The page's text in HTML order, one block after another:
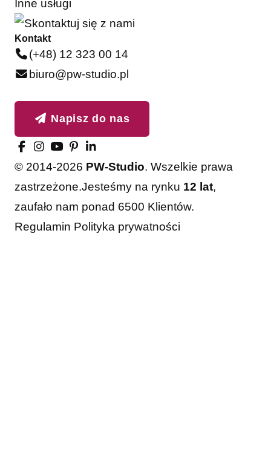
Inne usługi
Kontakt
(+48) 12 323 00 14
biuro@pw-studio.pl
Napisz do nas
© 2014-2026 PW-Studio. Wszelkie prawa
zastrzeżone.Jesteśmy na rynku 12 lat,
zaufało nam ponad 6500 Klientów.
Regulamin Polityka prywatności